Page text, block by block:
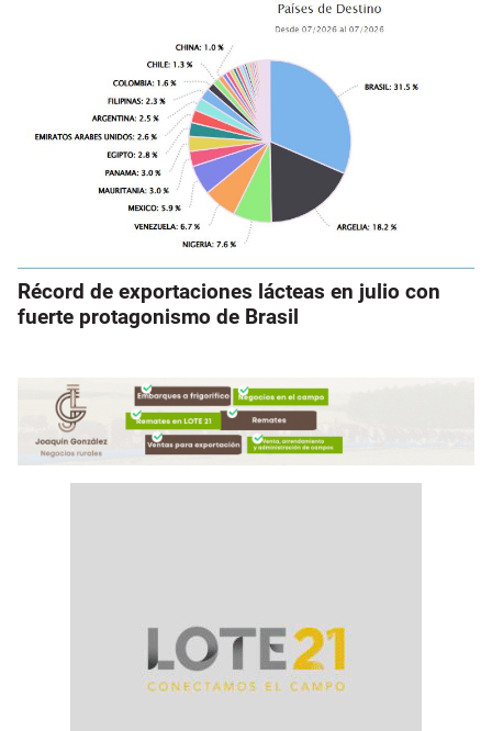
Récord de exportaciones lácteas en julio con
fuerte protagonismo de Brasil